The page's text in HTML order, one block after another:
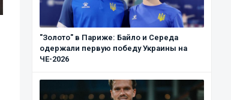
"Золото" в Париже: Байло и Середа
одержали первую победу Украины на
ЧЕ-2026